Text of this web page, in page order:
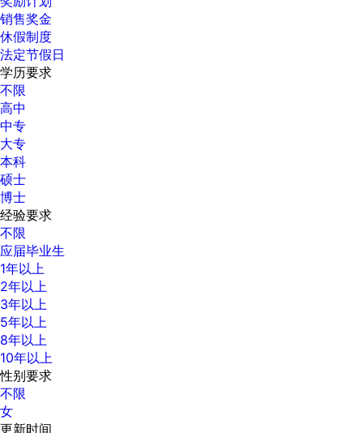
销售奖金
休假制度
法定节假日
学历要求
不限
高中
中专
大专
本科
硕士
博士
经验要求
不限
应届毕业生
1年以上
2年以上
3年以上
5年以上
8年以上
10年以上
性别要求
不限
女
更新时间